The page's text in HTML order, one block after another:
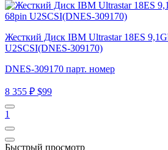
Жесткий Диск IBM Ultrastar 18ES
U2SCSI(DNES-309170)
DNES-309170 парт. номер
8 355 ₽ $99
1
Быстрый просмотр